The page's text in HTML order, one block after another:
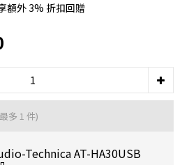
額外 3% 折扣回贈
多 1 件)
Technica AT-HA30USB